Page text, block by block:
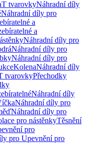
T tvarovkyNáhradní díly
Náhradní díly pro
a
a
Náhradní díly pro
Náhradní díly pro
Náhradní díly pro
KolenaNáhradní díly
tvarovkyPřechodky
Náhradní díly
Náhradní díly pro
Náhradní díly pro
pro nástěnkyTěsnění
pro
pro Upevnění pro